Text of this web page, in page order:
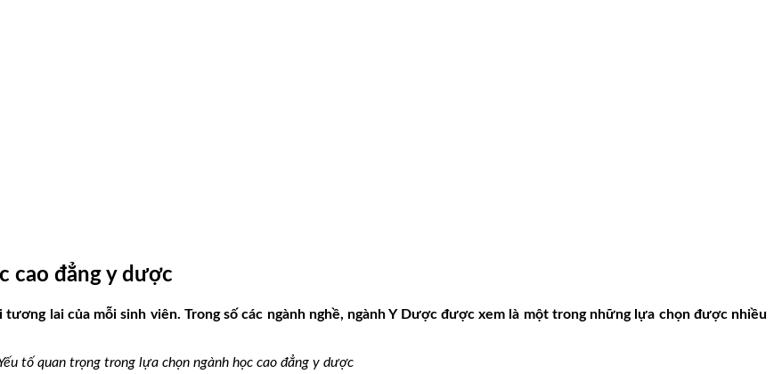
cao đẳng y dược
lai của mỗi sinh viên. Trong số các ngành nghề, ngành Y Dược được xem là một trong những lựa chọn được nhiều
tố quan trọng trong lựa chọn ngành học cao đẳng y dược